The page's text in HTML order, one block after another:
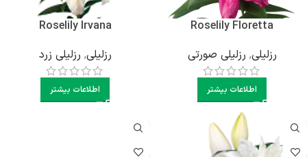
Roselily Floretta
رزلیلی, رزلیلی صورتی
اطلاعات بیشتر
Roselily Irvana
رزلیلی, رزلیلی زرد
اطلاعات بیشتر